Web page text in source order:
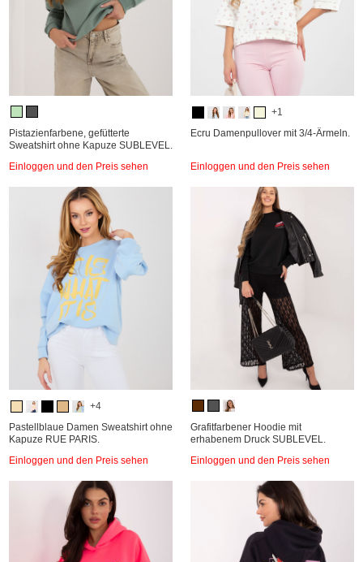
Pistazienfarbene, gefütterte
Sweatshirt ohne Kapuze SUBLEVEL.
Einloggen und den Preis sehen
+1
Ecru Damenpullover mit 3/4-Ärmeln.
Einloggen und den Preis sehen
+4
Pastellblaue Damen Sweatshirt ohne
Kapuze RUE PARIS.
Einloggen und den Preis sehen
Grafitfarbener Hoodie mit
erhabenem Druck SUBLEVEL.
Einloggen und den Preis sehen